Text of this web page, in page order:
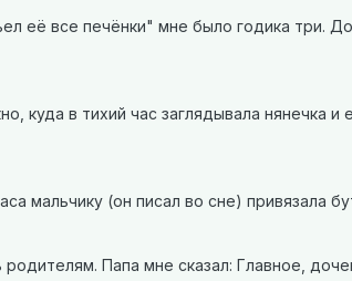
её все печёнки" мне было годика три.
куда в тихий час заглядывала нянечка и
мальчику (он писал во сне) привязала
Папа мне сказал: Главное,